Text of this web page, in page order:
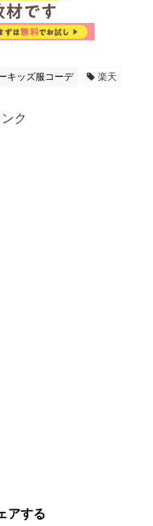
キッズ服コーデ 楽天
ク
アする